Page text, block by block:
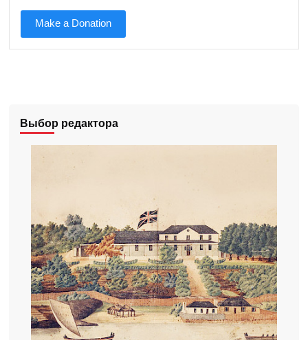
Make a Donation
Выбор редактора